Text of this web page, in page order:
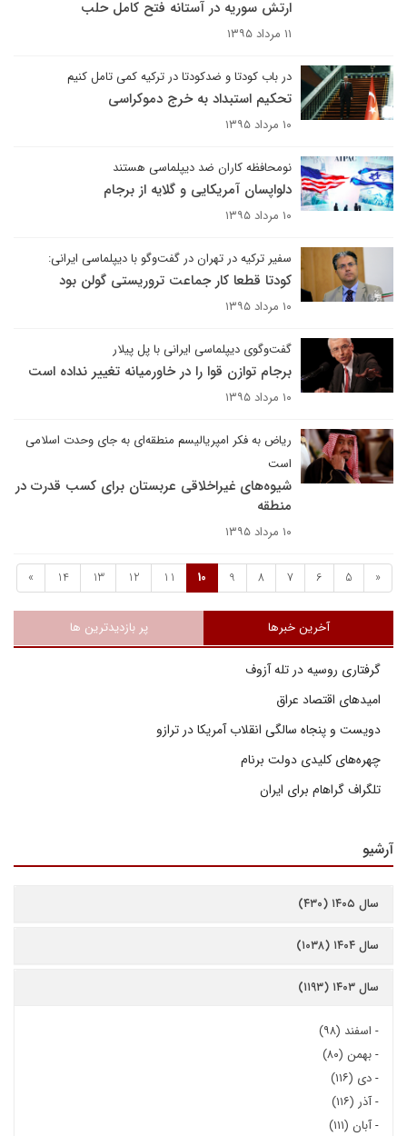
ارتش سوریه در آستانه فتح کامل حلب
۱۱ مرداد ۱۳۹۵
در باب کودتا و ضدکودتا در ترکیه کمی تامل کنیم
تحکیم استبداد به خرج دموکراسی
۱۰ مرداد ۱۳۹۵
نومحافظه کاران ضد دیپلماسی هستند
دلواپسان آمریکایی و گلایه از برجام
۱۰ مرداد ۱۳۹۵
سفیر ترکیه در تهران در گفت‌وگو با دیپلماسی ایرانی:
کودتا قطعا کار جماعت تروریستی گولن بود
۱۰ مرداد ۱۳۹۵
گفت‌وگوی دیپلماسی ایرانی با پل پیلار
برجام توازن قوا را در خاورمیانه تغییر نداده است
۱۰ مرداد ۱۳۹۵
ریاض به فکر امپریالیسم منطقه‌ای به جای وحدت اسلامی
است
شیوه‌های غیراخلاقی عربستان برای کسب قدرت در
منطقه
۱۰ مرداد ۱۳۹۵
«
5
6
7
8
9
10
11
12
13
14
»
آخرین خبرها پر بازدیدترین ها
گرفتاری روسیه در تله آزوف
امیدهای اقتصاد عراق
دویست و پنجاه سالگی انقلاب آمریکا در ترازو
چهره‌های کلیدی دولت برنام
تلگراف گراهام برای ایران
آرشیو
سال ۱۴۰۵ (۴۳۰)
سال ۱۴۰۴ (۱۰۳۸)
سال ۱۴۰۳ (۱۱۹۳)
- اسفند (۹۸)
-بهمن (۸۰)
-دی (۱۱۶)
-آذر (۱۱۶)
-آبان (۱۱۱)